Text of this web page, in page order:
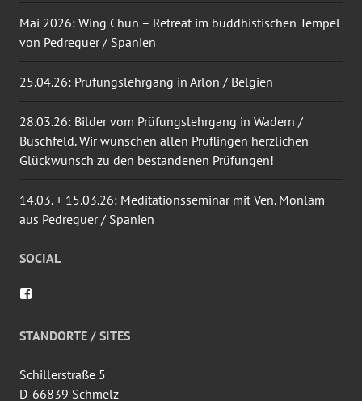
Mai 2026: Wing Chun – Retreat im buddhistischen Tempel
von Pedreguer / Spanien
25.04.26: Prüfungslehrgang in Arlon / Belgien
28.03.26: Bilder vom Prüfungslehrgang in Wadern /
Büschfeld. Wir wünschen allen Prüflingen herzlichen
Glückwunsch zu den bestandenen Prüfungen!
14.03. + 15.03.26: Meditationsseminar mit Ven. Monlam
aus Pedreguer / Spanien
SOCIAL
auf
Facebook
STANDORTE / SITES
Schillerstraße 5
D-66839 Schmelz